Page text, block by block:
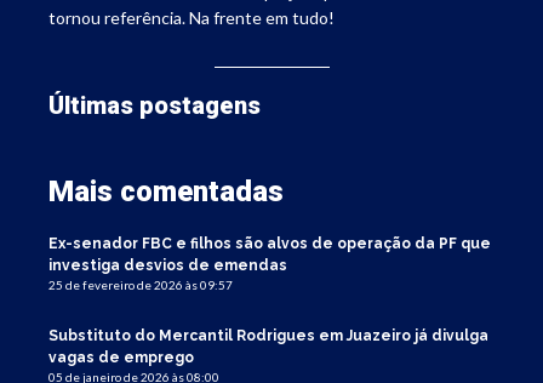
tornou referência. Na frente em tudo!
Últimas postagens
Mais comentadas
Ex-senador FBC e filhos são alvos de operação da PF que
investiga desvios de emendas
25 de fevereiro de 2026 às 09:57
Substituto do Mercantil Rodrigues em Juazeiro já divulga
vagas de emprego
05 de janeiro de 2026 às 08:00